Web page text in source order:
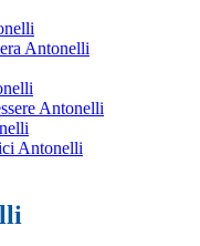
Antonelli
Antonelli
Antonelli